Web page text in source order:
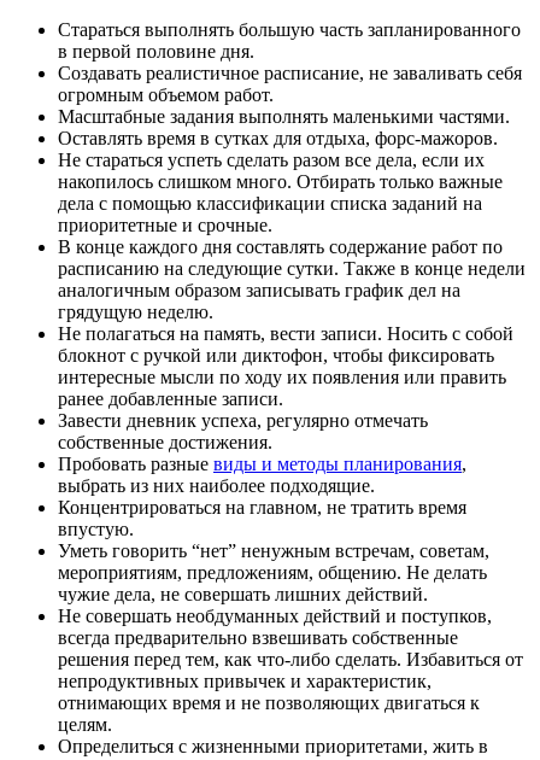
Стараться выполнять большую часть запланированного
в первой половине дня.
Создавать реалистичное расписание, не заваливать себя
огромным объемом работ.
Масштабные задания выполнять маленькими частями.
Оставлять время в сутках для отдыха, форс-мажоров.
Не стараться успеть сделать разом все дела, если их
накопилось слишком много. Отбирать только важные
дела с помощью классификации списка заданий на
приоритетные и срочные.
В конце каждого дня составлять содержание работ по
расписанию на следующие сутки. Также в конце недели
аналогичным образом записывать график дел на
грядущую неделю.
Не полагаться на память, вести записи. Носить с собой
блокнот с ручкой или диктофон, чтобы фиксировать
интересные мысли по ходу их появления или править
ранее добавленные записи.
Завести дневник успеха, регулярно отмечать
собственные достижения.
Пробовать разные виды и методы планирования,
выбрать из них наиболее подходящие.
Концентрироваться на главном, не тратить время
впустую.
Уметь говорить “нет” ненужным встречам, советам,
мероприятиям, предложениям, общению. Не делать
чужие дела, не совершать лишних действий.
Не совершать необдуманных действий и поступков,
всегда предварительно взвешивать собственные
решения перед тем, как что-либо сделать. Избавиться от
непродуктивных привычек и характеристик,
отнимающих время и не позволяющих двигаться к
целям.
Определиться с жизненными приоритетами, жить в